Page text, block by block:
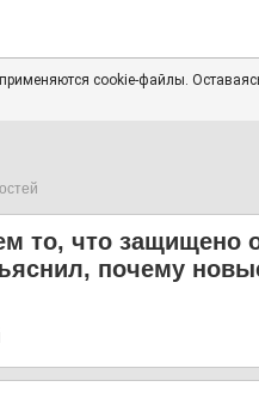
cookie-файлы.
то, что защищено
почему